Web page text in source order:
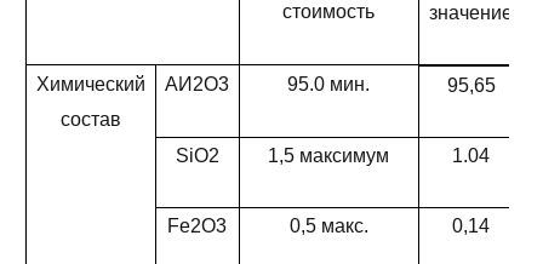
стоимость
значение
Химический
состав
АИ2О3 95.0 мин. 95,65
SiO2 1,5 максимум 1.04
Fe2O3 0,5 макс. 0,14